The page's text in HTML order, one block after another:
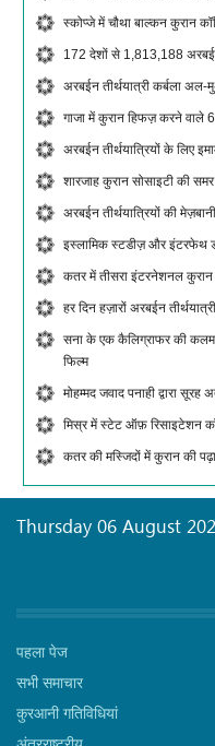
स्कोप्जे में चौथा बाल्कन कुरान
172 देशों से 1,813,188 अरबईन
अरबईन तीर्थयात्री कर्बला अल-
गाजा में कुरान हिफज़ करने वाले
अरबईन तीर्थयात्रियों के लिए
शारजाह कुरान सोसाइटी की
अरबईन तीर्थयात्रियों की
इस्लामिक स्टडीज़ और इंटरफेथ
कतर में तीसरा इंटरनेशनल
हर दिन हज़ारों अरबईन
सना के एक कैलिग्राफर की कलम
फिल्म
मोहम्मद जवाद पनाही द्वारा
मिस्र में स्टेट ऑफ़ रिसाइटेशन
कतर की मस्जिदों में कुरान की
Thursday 06 August
पहला पेज
सभी समाचार
कुरआनी गतिविधियां